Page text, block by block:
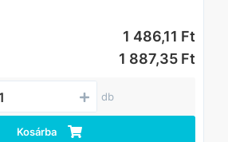
1 486,11 Ft
1 887,35 Ft
db
Kosárba